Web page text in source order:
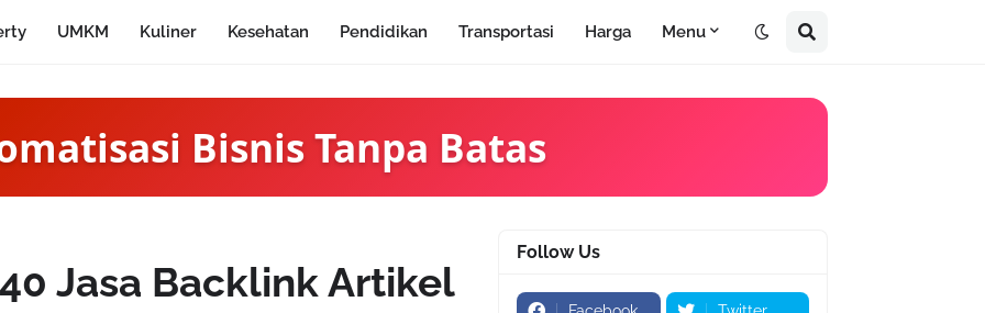
UMKM Kuliner Kesehatan Pendidikan Transportasi Harga Menu
Bisnis Tanpa Batas
Jasa Backlink Artikel
Follow Us